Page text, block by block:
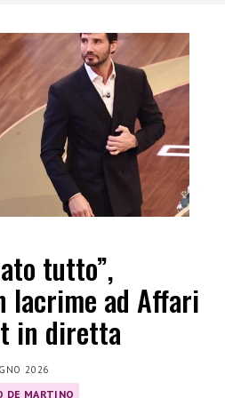
tutto”,
lacrime ad Affari
in diretta
2026
DE MARTINO